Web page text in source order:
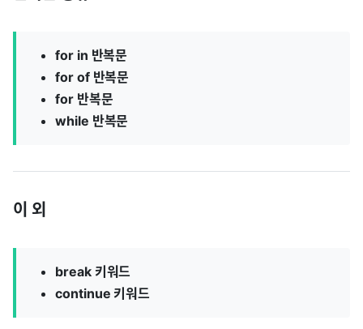
for in 반복문
for of 반복문
for 반복문
while 반복문
이 외
break 키워드
continue 키워드